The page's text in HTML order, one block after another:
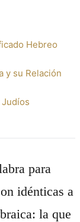
Hebreo
y su Relación
para
idénticas a
la que